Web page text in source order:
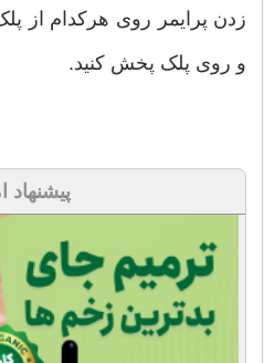
زدن پرایمر روی هرکدام از
و روی پلک پخش کنید.
پیشنهاد